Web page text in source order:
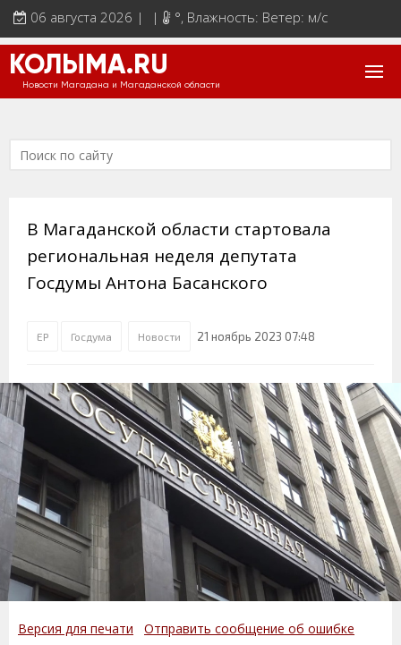
06 августа 2026 | | °, Влажность: Ветер: м/с
КОЛЫМА.RU
Новости Магадана и Магаданской области
В Магаданской области стартовала
региональная неделя депутата
Госдумы Антона Басанского
ЕР Госдума Новости 21 ноябрь 2023 07:48
Версия для печати Отправить сообщение об ошибке